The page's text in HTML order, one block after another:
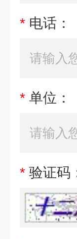
* 电话：
* 单位：
* 验证码